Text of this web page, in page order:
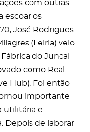
com outras
escoar os
José Rodrigues
(Leiria) veio
do Juncal
como Real
Hub). Foi então
importante
utilitária e
Depois de laborar